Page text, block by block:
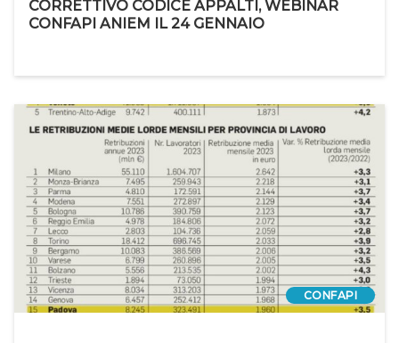
CORRETTIVO CODICE APPALTI, WEBINAR
CONFAPI ANIEM IL 24 GENNAIO
CONFAPI